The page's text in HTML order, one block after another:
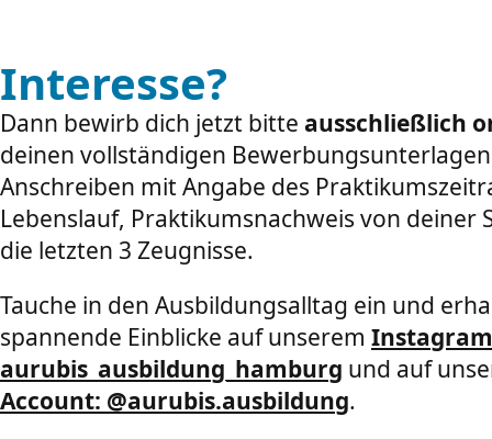
Interesse?
Dann bewirb dich jetzt bitte ausschließlich
deinen vollständigen
Anschreiben mit Angabe des
Lebenslauf, Praktikumsnachweis von deiner
die letzten 3 Zeugnisse.
Tauche in den Ausbildungsalltag ein und
spannende Einblicke auf unserem
aurubis_ausbildung_hamburg und auf
Account: @aurubis.ausbildung.